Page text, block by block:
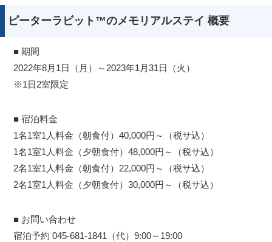
ピーターラビット™のメモリアルステイ 概要
■ 期間
2022年8月1日（月）～2023年1月31日（火）
※1日2室限定
■ 宿泊料金
1名1室1人料金（朝食付）40,000円～（税サ込）
1名1室1人料金（夕朝食付）48,000円～（税サ込）
2名1室1人料金（朝食付）22,000円～（税サ込）
2名1室1人料金（夕朝食付）30,000円～（税サ込）
■ お問い合わせ
宿泊予約 045-681-1841（代）9:00～19:00